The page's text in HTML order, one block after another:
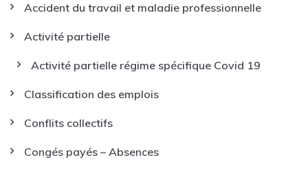
Accident du travail et maladie professionnelle
Activité partielle
Activité partielle régime spécifique Covid 19
Classification des emplois
Conflits collectifs
Congés payés – Absences